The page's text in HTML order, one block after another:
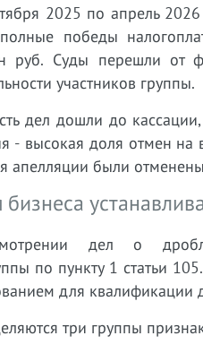
2025 по апрель
победы
Суды перешли от
участников группы.
дел дошли до
- высокая доля отмен
были
дел о
по пункту 1 статьи
для
три группы